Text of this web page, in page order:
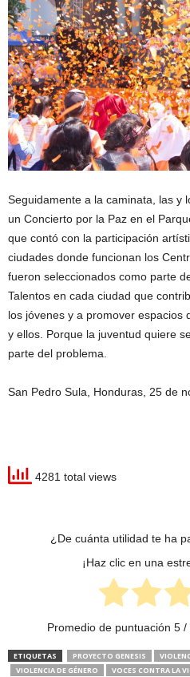
Seguidamente a la caminata, las y
un Concierto por la Paz en el
que contó con la participación
ciudades donde funcionan los
fueron seleccionados como parte
Talentos en cada ciudad que
los jóvenes y a promover espacios
y ellos. Porque la juventud quiere
parte del problema.
San Pedro Sula, Honduras, 25 de
4281 total views
¿De cuánta utilidad te ha
¡Haz clic en una
Promedio de puntuación 5 /
ETIQUETAS PROYECTO GENESIS
VIOLENCIA DE GÉNERO
VOCES CONTRA LA